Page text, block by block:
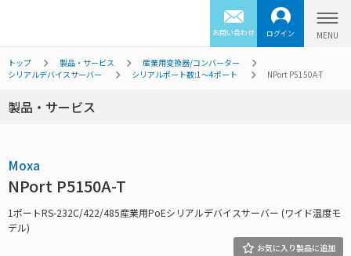
お問い合わせ ログイン
トップ 製品・サービス
産業用変換器/コンバーター
シリアルデバイスサーバー
シリアルポート数:1～4ポート NPort P5150A-T
製品・サービス
Moxa
NPort P5150A-T
1ポートRS-232C/422/485産業用PoEシリアルデバイスサーバー (ワイド温度モ
デル)